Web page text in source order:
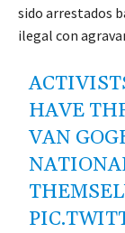
sido arrestados
ilegal con
HAVE
VAN